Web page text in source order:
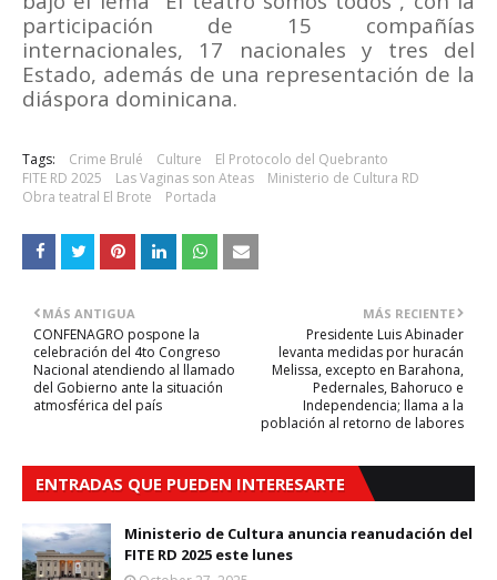
participación de 15 compañías
internacionales, 17 nacionales y tres del
Estado, además de una representación de la
diáspora dominicana.
Tags: Crime Brulé Culture
El Protocolo del Quebranto
FITE RD 2025
Las Vaginas son Ateas
Ministerio de Cultura RD
Obra teatral El Brote
Portada
MÁS RECIENTE
Presidente Luis Abinader
levanta medidas por huracán
Melissa, excepto en Barahona,
Pedernales, Bahoruco e
Independencia; llama a la
población al retorno de labores
MÁS ANTIGUA
CONFENAGRO pospone la
celebración del 4to Congreso
Nacional atendiendo al llamado
del Gobierno ante la situación
atmosférica del país
ENTRADAS QUE PUEDEN INTERESARTE
Ministerio de Cultura anuncia reanudación del
FITE RD 2025 este lunes